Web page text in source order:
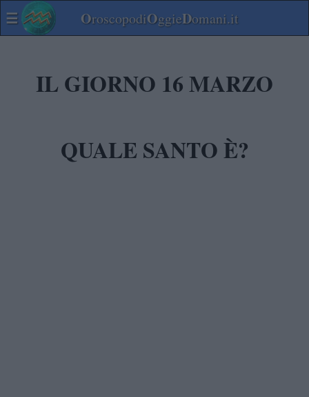
☰ OroscopodiOggieDomani.it
IL GIORNO 16 MARZO
QUALE SANTO È?